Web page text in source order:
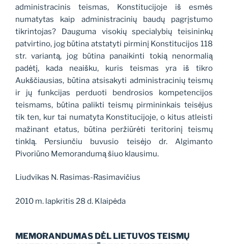
administracinis teismas, Konstitucijoje iš esmės
numatytas kaip administracinių baudų pagrįstumo
tikrintojas? Dauguma visokių specialybių teisininkų
patvirtino, jog būtina atstatyti pirminį Konstitucijos 118
str. variantą, jog būtina panaikinti tokią nenormalią
padėtį, kada neaišku, kuris teismas yra iš tikro
Aukščiausias, būtina atsisakyti administracinių teismų
ir jų funkcijas perduoti bendrosios kompetencijos
teismams, būtina palikti teismų pirmininkais teisėjus
tik ten, kur tai numatyta Konstitucijoje, o kitus atleisti
mažinant etatus, būtina peržiūrėti teritorinį teismų
tinklą. Persiunčiu buvusio teisėjo dr. Algimanto
Pivoriūno Memorandumą šiuo klausimu.
Liudvikas N. Rasimas-Rasimavičius
2010 m. lapkritis 28 d. Klaipėda
MEMORANDUMAS DĖL LIETUVOS TEISMŲ